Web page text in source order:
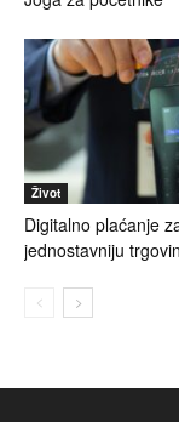
Život
Digitalno plaćanje
jednostavniju